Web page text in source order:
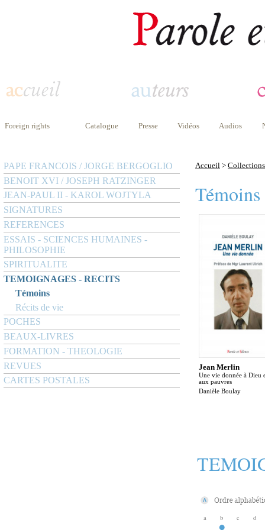
Foreign rights Catalogue Presse Vidéos Audios
PAPE FRANCOIS / JORGE BERGOGLIO
BENOIT XVI / JOSEPH RATZINGER
JEAN-PAUL II - KAROL WOJTYLA
SIGNATURES
REFERENCES
ESSAIS - SCIENCES HUMAINES -
PHILOSOPHIE
SPIRITUALITE
TEMOIGNAGES - RECITS
Témoins
Récits de vie
POCHES
BEAUX-LIVRES
FORMATION - THEOLOGIE
REVUES
CARTES POSTALES
Accueil > Collections
Témoins
Jean Merlin
Une vie donnée à Dieu
aux pauvres
Danièle Boulay
a b c d